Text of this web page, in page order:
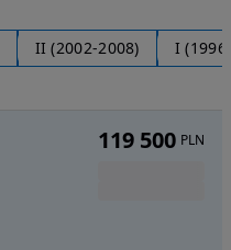
II (2002-2008) I
119 500 PLN